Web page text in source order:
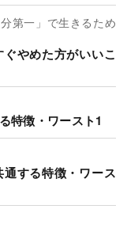
第一」で生きるため
ぐやめた方がいいこ
特徴・ワースト1
する特徴・ワース